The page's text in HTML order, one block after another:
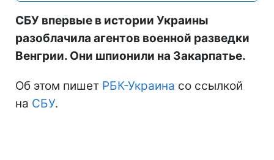
СБУ впервые в истории Украины
разоблачила агентов военной разведки
Венгрии. Они шпионили на Закарпатье.
Об этом пишет РБК-Украина со ссылкой
на СБУ.